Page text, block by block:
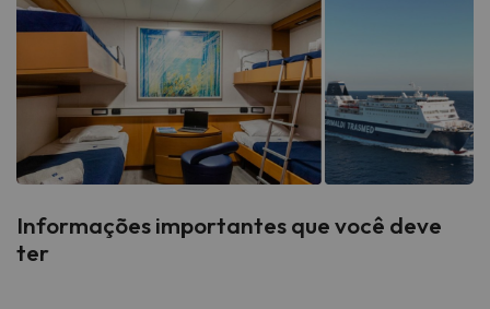
Informações importantes que você deve
ter